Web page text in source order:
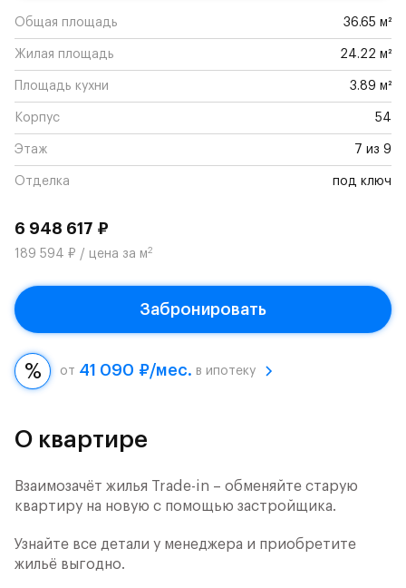
Общая площадь 36.65 м²
Жилая площадь 24.22 м²
Площадь кухни 3.89 м²
Корпус 54
Этаж 7 из 9
Отделка под ключ
6 948 617 ₽
189 594 ₽ / цена за м2
Забронировать
от 41 090 ₽/мес. в ипотеку
О квартире
Взаимозачёт жилья Trade-in – обменяйте старую
квартиру на новую с помощью застройщика.
Узнайте все детали у менеджера и приобретите
жильё выгодно.